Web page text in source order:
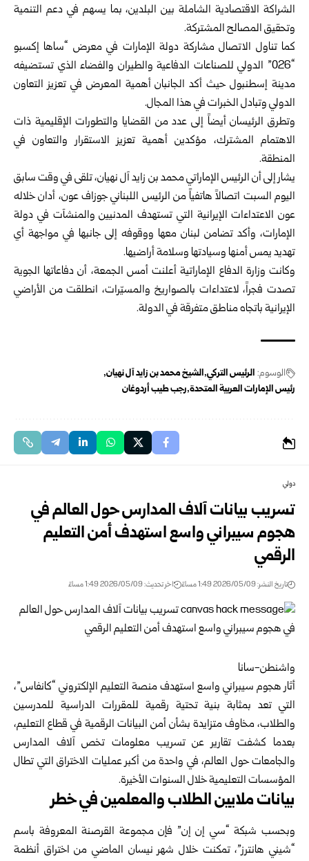
الشراكة الاقتصادية الشاملة بين البلدين، بما يسهم في دعم التنمية
وتحقيق المصالح المشتركة.
كما تناول الاتصال مشاركة دولة الإمارات في معرض “ساها إكسبو
“026” الدولي للصناعات الدفاعية والطيران والفضاء الذي تستضيفه
مدينة إسطنبول حيث أكد الجانبان أهمية المعرض في تعزيز التعاون
الدولي وتبادل الخبرات في هذا المجال.
وتطرق الرئيسان أيضاً إلى عدد من القضايا والتطورات الإقليمية ذات
الاهتمام المشترك، مؤكدين أهمية تعزيز الاستقرار والتعاون في
المنطقة.
يشار إلى أن الرئيس الإماراتي محمد بن زايد آل نهيان، تلقى في وقت سابق
اليوم السبت اتصالاً هاتفياً من الرئيس اللبناني جوزاف عون، أدان خلاله
عون الاعتداءات الإيرانية التي تستهدف المدنيين والمنشآت في دولة
الإمارات، وأكد تضامن لبنان معها ووقوفه إلى جانبها في مواجهة أي
تهديد يمس أمنها وسيادتها وسلامة أراضيها.
وكانت وزارة الدفاع الإماراتية أعلنت أمس الجمعة، أن دفاعاتها الجوية
تصدت فجراً، لاعتداءات بالصواريخ والمسيّرات، انطلقت من الأراضي
الإيرانية باتجاه مناطق متفرقة في الدولة.
الوسوم: الرئيس التركي الشيخ محمد بن زايد آل نهيان
رئيس الإمارات العربية المتحدة رجب طيب أردوغان
دولي
تسريب بيانات آلاف المدارس حول العالم في
هجوم سيبراني واسع استهدف أمن التعليم
الرقمي
تاريخ النشر: 2026/05/09 1:49 مساءً اخر تحديث: 2026/05/09 1:49 مساءً
واشنطن-سانا
أثار هجوم سيبراني واسع استهدف منصة التعليم الإلكتروني “كانفاس”،
التي تعد بمثابة بنية تحتية رقمية للمقررات الدراسية للمدرسين
والطلاب، مخاوف متزايدة بشأن أمن البيانات الرقمية في قطاع التعليم،
بعدما كشفت تقارير عن تسريب معلومات تخص آلاف المدارس
والجامعات حول العالم، في واحدة من أكبر عمليات الاختراق التي تطال
المؤسسات التعليمية خلال السنوات الأخيرة.
بيانات ملايين الطلاب والمعلمين في خطر
وبحسب شبكة “سي إن إن” فإن مجموعة القرصنة المعروفة باسم
“شيني هانترز”، تمكنت خلال شهر نيسان الماضي من اختراق أنظمة